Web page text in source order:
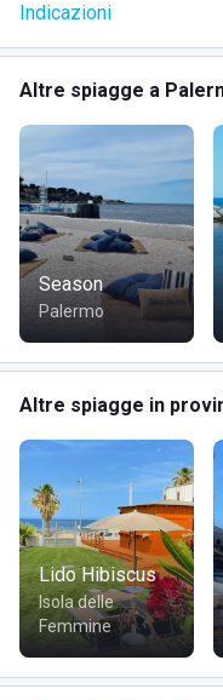
carte
DOVE SI TROVA
MONDELLO
Antico Stabilimento
lungomare di Palermo
vacanza potrai
storia e nella cultura
ricchissimo centro
Favorita, la Riserva
Marina di Capo Gallo,
Palermo è il capoluogo
Cattedrale che risale
stile neoclassico. In
Normanni del IX secolo
Indicazioni
Altre spiagge a
Season
Palermo
Altre spiagge in
Lido Hibiscus
Isola delle
Femmine